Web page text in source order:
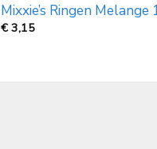
Mixxie’s Ringen Melange
€ 3,15